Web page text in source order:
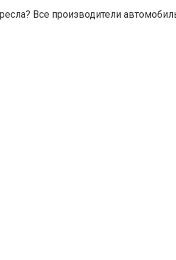
Все производители